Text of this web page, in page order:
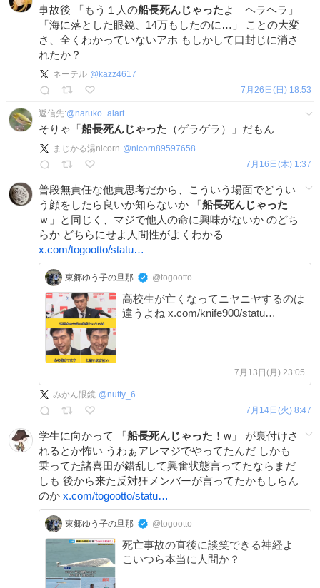
事故後 「もう１人の船長死んじゃったよ ヘラヘラ」
「海に落とした眼鏡、14万もしたのに…」 ことの大変
さ、全くわかっていないアホ もしかして口封じに消さ
れたか？
ネーテル @ kazz4617
7月26日(日) 18:53
返信先:@naruko_aiart
そりゃ「船長死んじゃった （ゲラゲラ）」だもん
まじかる湯nicorn @nicorn89597658
7月16日(木) 1:37
普段無責任な他責思考だから、こういう場面でどうい
う顔をしたら良いか知らないか 「船長死んじゃった
ｗ」と同じく、マジで他人の命に興味がないか のどち
らか どちらにせよ人間性がよくわかる
x.com/togootto/statu…
東郷ゆう子の旦那 @togootto
高校生が亡くなってニヤニヤするのは
違うよね x.com/knife900/statu…
7月13日(月) 23:05
みかん眼鏡 @nutty_6
7月14日(火) 8:47
学生に向かって 「船長死んじゃった ！w」 が裏付けさ
れるとか怖い うわぁアレマジでやってたんだ しかも
乗ってた諸喜田が錯乱して興奮状態言ってたならまだ
しも 後から来た反対狂メンバーが言ってたかもしらん
のか x.com/togootto/statu…
東郷ゆう子の旦那 @togootto
死亡事故の直後に談笑できる神経よ
こいつら本当に人間か？